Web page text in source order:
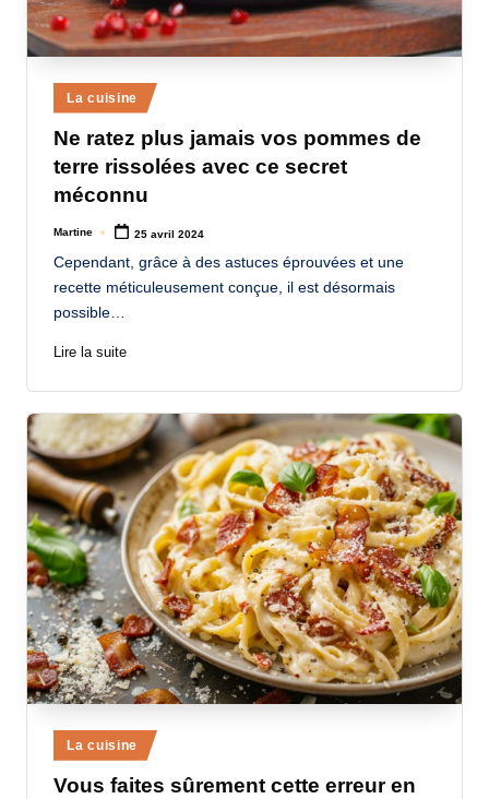
Posted
in
La cuisine
Ne ratez plus jamais vos pommes de
terre rissolées avec ce secret
méconnu
Posted
Martine 25 avril 2024
Cependant, grâce à des astuces éprouvées et une
recette méticuleusement conçue, il est désormais
possible…
Lire la suite
Posted
in
La cuisine
Vous faites sûrement cette erreur en